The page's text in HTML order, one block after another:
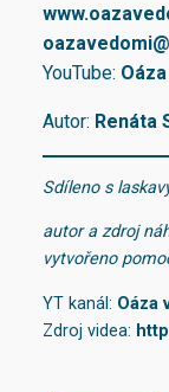
YouTube:
Autor: Renáta
Sdíleno s
autor a zdroj
vytvořeno
YT kanál: Oáza
Zdroj videa: